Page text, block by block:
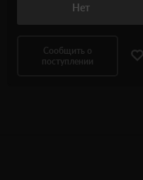
Нет
Сообщить о
поступлении